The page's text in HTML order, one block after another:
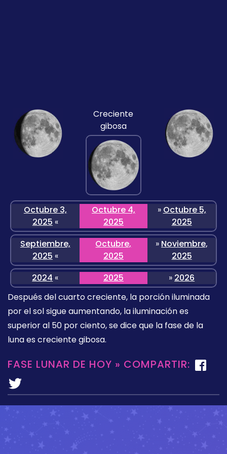
Creciente
gibosa
Octubre 3,
2025 «
Octubre 4,
2025
» Octubre 5,
2025
Septiembre,
2025 «
Octubre,
2025
» Noviembre,
2025
2024 « 2025 » 2026
Después del cuarto creciente, la porción iluminada
por el sol sigue aumentando, la iluminación es
superior al 50 por ciento, se dice que la fase de la
luna es creciente gibosa.
FASE LUNAR DE HOY » COMPARTIR: